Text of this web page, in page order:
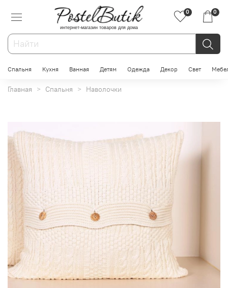
интернет-магазин товаров для дома
0 0
Спальня Кухня Ванная Детям Одежда Декор Свет
Главная Спальня Наволочки